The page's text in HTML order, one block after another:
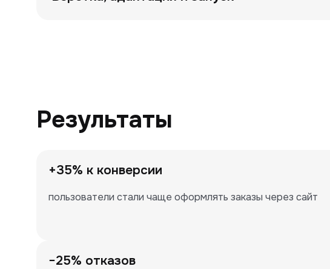
Результаты
+35% к конверсии
пользователи стали чаще оформлять заказы через сайт
−25% отказов